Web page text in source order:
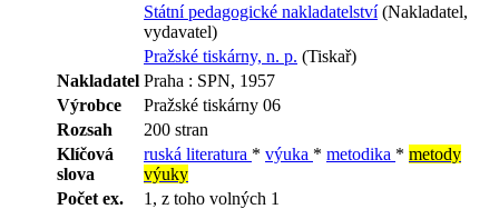
Státní pedagogické nakladatelství(Nakladatel,
vydavatel)
Pražské tiskárny, n. p. (Tiskař)
Nakladatel Praha : SPN, 1957
Výrobce
Pražské tiskárny 06
Rozsah
200 stran
Klíčová
slova
ruská literatura * výuka * metodika * metody
výuky
Počet ex.
1, z toho volných 1